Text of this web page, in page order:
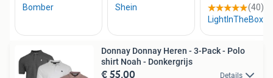
Donnay Donnay Heren - 3-Pack - Polo
shirt Noah - Donkergrijs
€ 55,00 Details